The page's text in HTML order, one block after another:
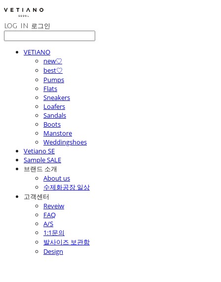
LOG IN 로그인
VETIANO
new♡
best♡
Pumps
Flats
Sneakers
Loafers
Sandals
Boots
Manstore
Weddingshoes
Vetiano SE
Sample SALE
브랜드 소개
About us
수제화공장 일상
고객센터
Reveiw
FAQ
A/S
1:1문의
발사이즈 보관함
Design